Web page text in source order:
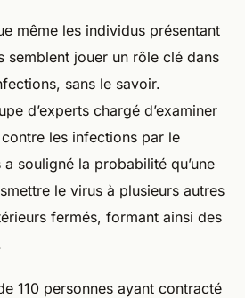
même les individus présentant
semblent jouer un rôle clé dans
sans le savoir.
d’experts chargé d’examiner
les infections par le
souligné la probabilité qu’une
le virus à plusieurs autres
fermés, formant ainsi des
110 personnes ayant contracté